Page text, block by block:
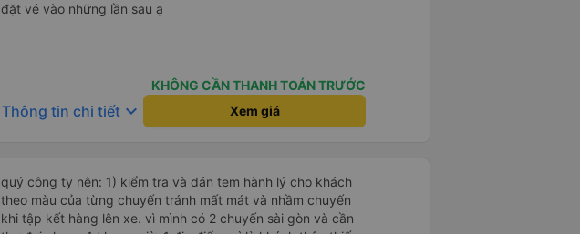
đặt vé vào những lần sau ạ
KHÔNG CẦN THANH TOÁN TRƯỚC
Thông tin chi tiết keyboard_arrow_down Xem giá
quý công ty nên: 1) kiểm tra và dán tem hành lý cho khách
theo màu của từng chuyến tránh mất mát và nhầm chuyến
khi tập kết hàng lên xe. vì mình có 2 chuyến sài gòn và cần